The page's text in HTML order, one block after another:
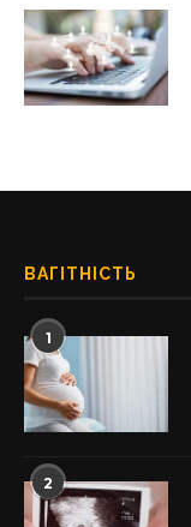
ВАГІТНІСТЬ
1
2